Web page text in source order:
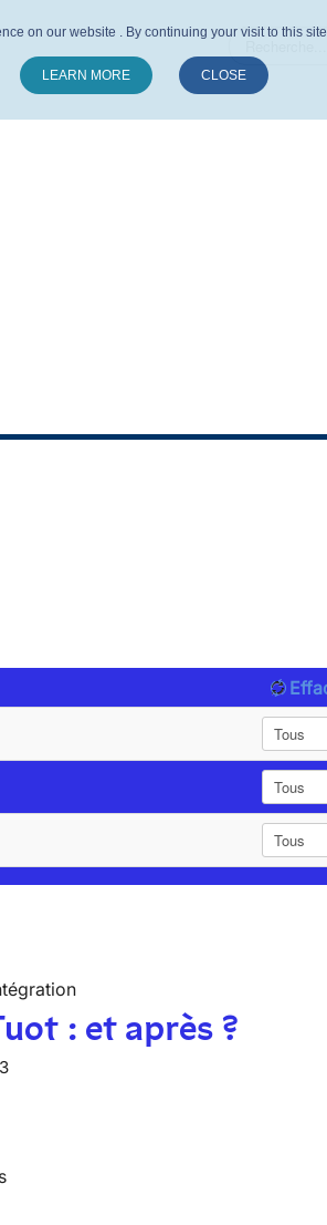
: et après ?
on our website . By continuing your visit to this
LEARN MORE CLOSE